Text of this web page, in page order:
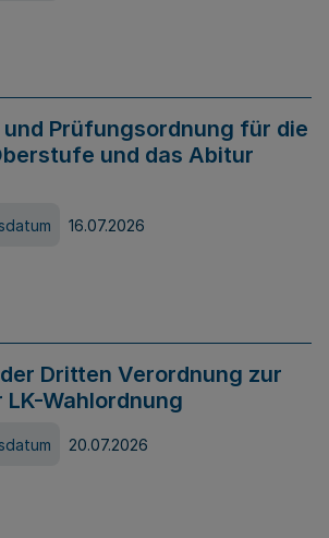
Prüfungsordnung für die
und das Abitur
16.07.2026
Dritten Verordnung zur
Wahlordnung
20.07.2026